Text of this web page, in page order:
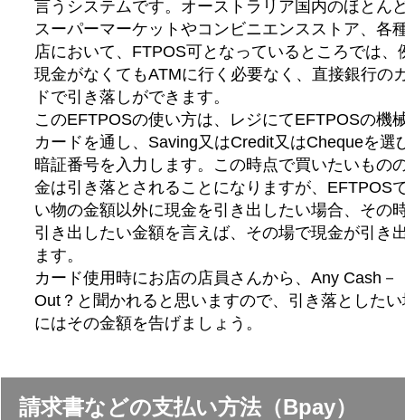
言うシステムです。オーストラリア国内のほとん
スーパーマーケットやコンビニエンスストア、各
店において、FTPOS可となっているところでは、
現金がなくてもATMに行く必要なく、直接銀行の
ドで引き落しができます。
このEFTPOSの使い方は、レジにてEFTPOSの機
カードを通し、Saving又はCredit又はChequeを選
暗証番号を入力します。この時点で買いたいもの
金は引き落とされることになりますが、EFTPOS
い物の金額以外に現金を引き出したい場合、その
引き出したい金額を言えば、その場で現金が引き
ます。
カード使用時にお店の店員さんから、Any Cash－
Out？と聞かれると思いますので、引き落とした
にはその金額を告げましょう。
請求書などの支払い方法（Bpay）